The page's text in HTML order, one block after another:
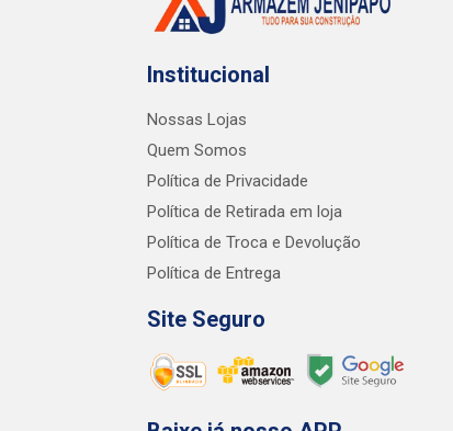
Institucional
Nossas Lojas
Quem Somos
Política de Privacidade
Política de Retirada em loja
Política de Troca e Devolução
Política de Entrega
Site Seguro